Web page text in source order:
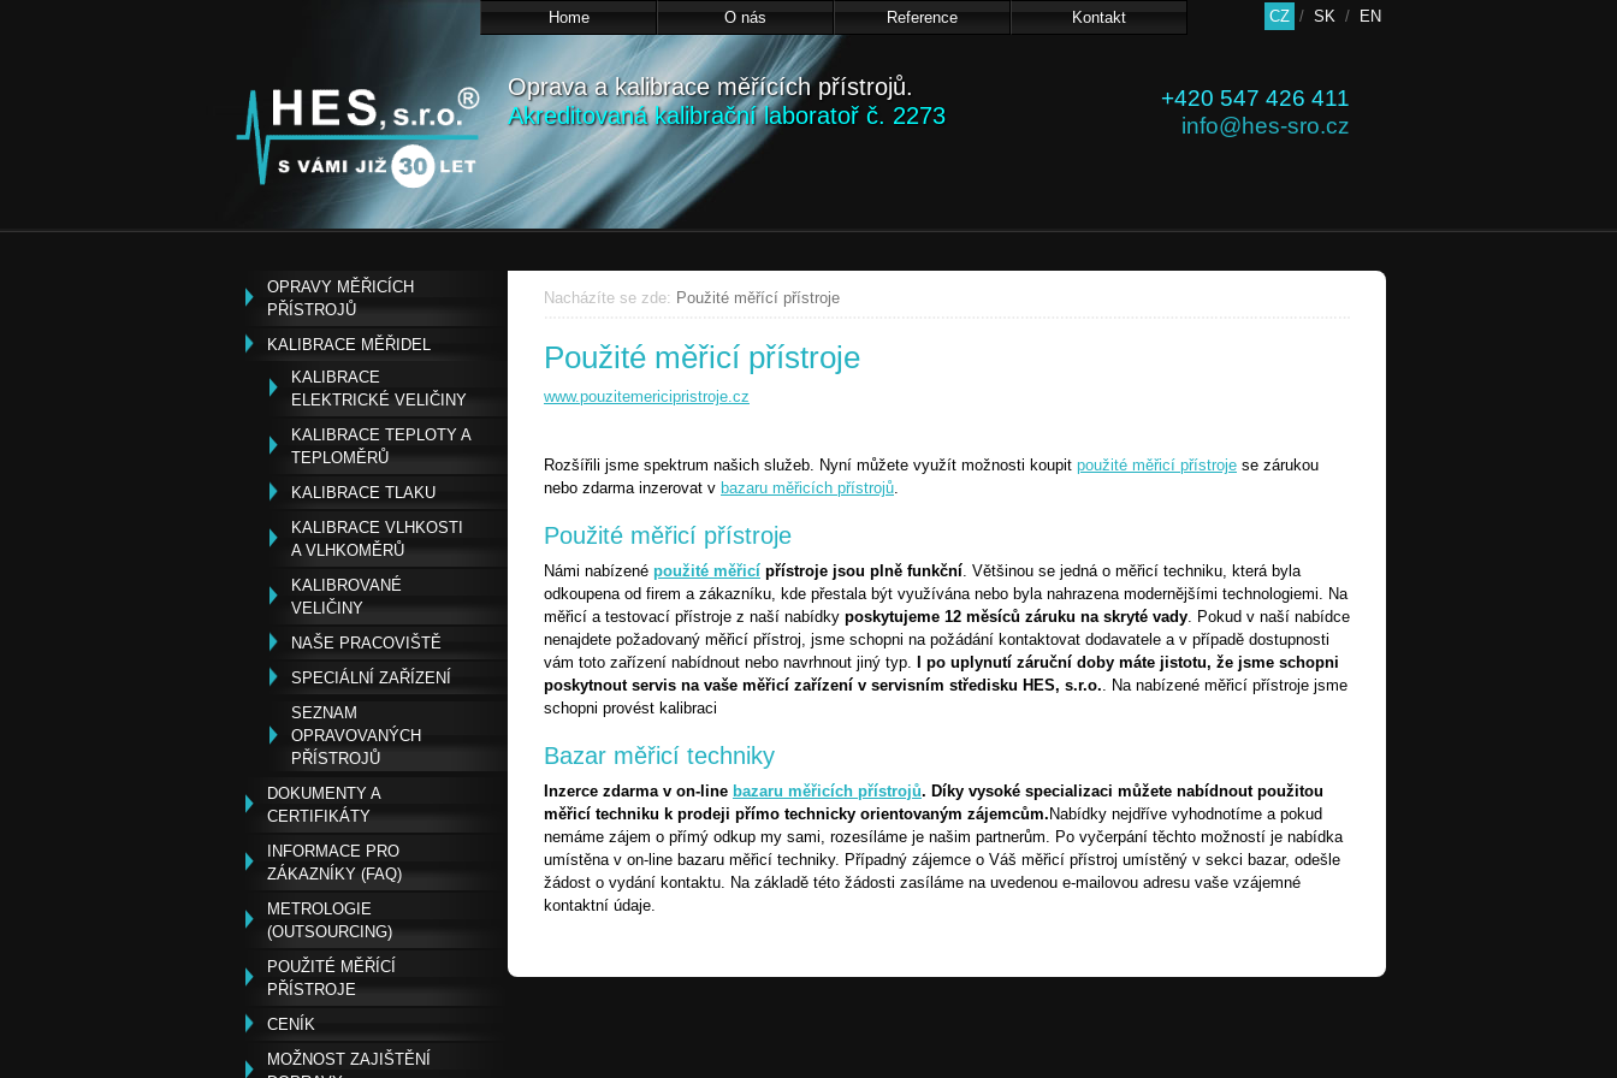
Oprava a kalibrace měřících přístrojů.
Akreditovaná kalibrační laboratoř č. 2273
Home O nás Reference Kontakt
+420 547 426 411
info@hes-sro.cz
CZ / SK / EN
OPRAVY MĚŘICÍCH
PŘÍSTROJŮ
KALIBRACE MĚŘIDEL
KALIBRACE
ELEKTRICKÉ VELIČINY
KALIBRACE TEPLOTY A
TEPLOMĚRŮ
KALIBRACE TLAKU
KALIBRACE VLHKOSTI
A VLHKOMĚRŮ
KALIBROVANÉ
VELIČINY
NAŠE PRACOVIŠTĚ
SPECIÁLNÍ ZAŘÍZENÍ
SEZNAM
OPRAVOVANÝCH
PŘÍSTROJŮ
DOKUMENTY A
CERTIFIKÁTY
INFORMACE PRO
ZÁKAZNÍKY (FAQ)
METROLOGIE
(OUTSOURCING)
POUŽITÉ MĚŘÍCÍ
PŘÍSTROJE
CENÍK
MOŽNOST ZAJIŠTĚNÍ
Nacházíte se zde: Použité měřící přístroje
Použité měřicí přístroje
www.pouzitemericipristroje.cz
Rozšířili jsme spektrum našich služeb. Nyní můžete využít možnosti koupit použité měřicí přístroje se zárukou
nebo zdarma inzerovat v bazaru měřicích přístrojů.
Použité měřicí přístroje
Námi nabízené použité měřicí přístroje jsou plně funkční. Většinou se jedná o měřicí techniku, která byla
odkoupena od firem a zákazníku, kde přestala být využívána nebo byla nahrazena modernějšími technologiemi. Na
měřicí a testovací přístroje z naší nabídky poskytujeme 12 měsíců záruku na skryté vady. Pokud v naší nabídce
nenajdete požadovaný měřicí přístroj, jsme schopni na požádání kontaktovat dodavatele a v případě dostupnosti
vám toto zařízení nabídnout nebo navrhnout jiný typ.
I po uplynutí záruční doby máte jistotu, že jsme schopni
poskytnout servis na vaše měřicí zařízení v servisním středisku HES, s.r.o.. Na nabízené měřicí přístroje jsme
schopni provést kalibraci
Bazar měřicí techniky
Inzerce zdarma v on-line bazaru měřicích přístrojů. Díky vysoké specializaci můžete nabídnout použitou
měřicí techniku k prodeji přímo technicky orientovaným zájemcům. Nabídky nejdříve vyhodnotíme a pokud
nemáme zájem o přímý odkup my sami, rozesíláme je našim partnerům. Po vyčerpání těchto možností je nabídka
umístěna v on-line bazaru měřicí techniky. Případný zájemce o Váš měřicí přístroj umístěný v sekci bazar, odešle
žádost o vydání kontaktu. Na základě této žádosti zasíláme na uvedenou e-mailovou adresu vaše vzájemné
kontaktní údaje.